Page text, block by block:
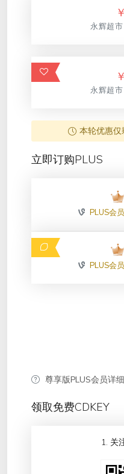
￥
永辉超
￥
永辉超
本轮优惠仅
立即订购PLUS
PLUS会员
PLUS会员
尊享版PLUS会员详
领取免费CDKEY
1. 关